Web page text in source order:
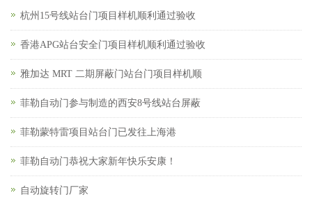
杭州15号线站台门项目样机顺利通过验收
香港APG站台安全门项目样机顺利通过验收
雅加达 MRT 二期屏蔽门站台门项目样机顺
菲勒自动门参与制造的西安8号线站台屏蔽
菲勒蒙特雷项目站台门已发往上海港
菲勒自动门恭祝大家新年快乐安康！
自动旋转门厂家